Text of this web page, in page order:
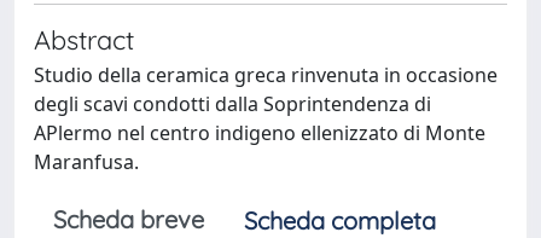
Abstract
Studio della ceramica greca rinvenuta in occasione
degli scavi condotti dalla Soprintendenza di
APlermo nel centro indigeno ellenizzato di Monte
Maranfusa.
Scheda breve
Scheda completa